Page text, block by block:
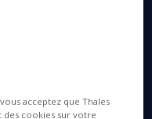
reconfigurable en
Space Inspire
de Thales
acceptez que Thales
des cookies sur votre